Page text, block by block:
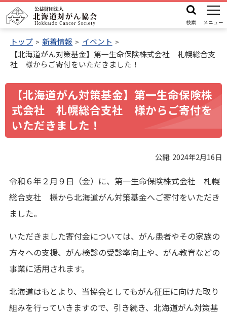
文
ー
益
財
団
法
人
北
海
対
協
会
メ
ュ
検索 メニュー
トップ 新着情報
イベント
【北海道がん対策基金】第一生命保険株式会社 札幌総合支
社 様からご寄付をいただきました！
【北海道がん対策基金】第一生命保険株
式会社 札幌総合支社 様からご寄付を
いただきました！
公開: 2024年2月16日
令和６年２月９日（金）に、第一生命保険株式会社 札幌
総合支社 様から北海道がん対策基金へご寄付をいただき
ました。
いただきました寄付金については、がん患者やその家族の
方々への支援、がん検診の受診率向上や、がん教育などの
事業に活用されます。
北海道はもとより、当協会としてもがん征圧に向けた取り
組みを行っていきますので、引き続き、北海道がん対策基